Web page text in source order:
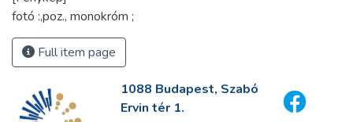
fotó :,poz., monokróm ;
Full item page
1088 Budapest, Szabó
Ervin tér 1.